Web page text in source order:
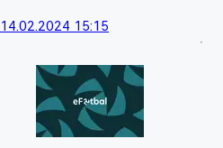
14.02.2024 15:15